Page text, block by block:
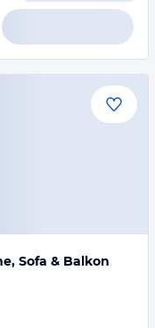
Sofa & Balkon